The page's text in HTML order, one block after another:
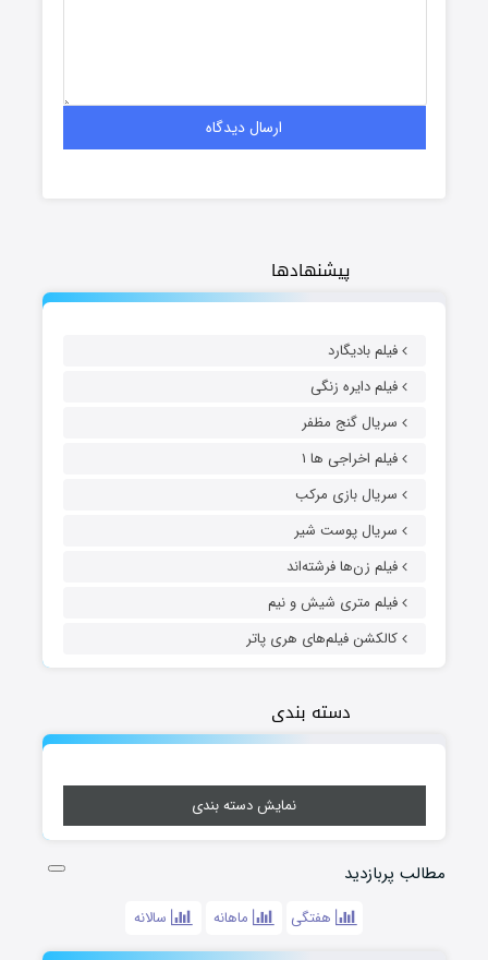
پیشنهادها
فیلم بادیگارد
فیلم دایره زنگی
سریال گنج مظفر
فیلم اخراجی ها ۱
سریال بازی مرکب
سریال پوست شیر
فیلم زن‌ها فرشته‌اند
فیلم متری شیش و نیم
کالکشن فیلم‌های هری پاتر
دسته بندی
نمایش دسته بندی
مطالب پربازدید
هفتگی ماهانه سالانه